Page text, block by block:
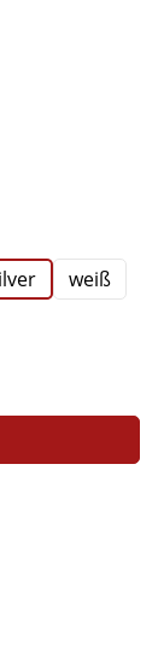
weiß